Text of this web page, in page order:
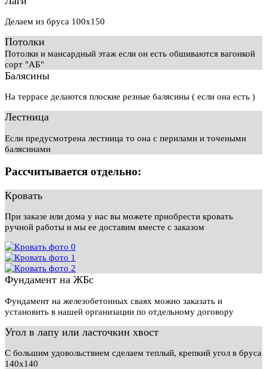
Делаем из бруса 100х150
Потолки
Потолки и мансардный этаж если он есть обшиваются вагонкой
сорт "АБ"
Балясины
На террасе делаются плоские резные балясины ( если она есть )
Лестница
Если предусмотрена лестница то она с перилами и точеными
балясинами
Рассчитывается отдельно:
Кровать
При заказе или дома у нас вы можете приобрести кровать
ручной работы и мы ее доставим вместе с заказом
Фундамент на ЖБс
Фундамент на железобетонных сваях можно заказать и
установить в нашей организации по отдельному договору
Угол в лапу или ласточкин хвост
С большим удовольствием сделаем теплый, крепкий угол в бруса
140х140